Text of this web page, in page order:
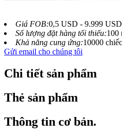
Giá FOB:0,5 USD - 9.999
Số lượng đặt hàng tối thiểu:100
Khả năng cung ứng:10000
Gửi email cho chúng tôi
Chi tiết sản phẩm
Thẻ sản phẩm
Thông tin cơ bản.